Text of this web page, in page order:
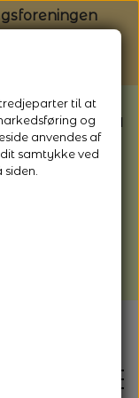
fra
hele
være lidt
til at
og
anvendes af
samtykke ved